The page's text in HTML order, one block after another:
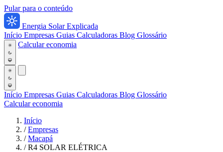
Pular para o conteúdo
Energia Solar Explicada
Início Empresas Guias Calculadoras Blog Glossário
Calcular economia
Início Empresas Guias Calculadoras Blog Glossário
Calcular economia
Início
/ Empresas
/ Macapá
/ R4 SOLAR ELÉTRICA